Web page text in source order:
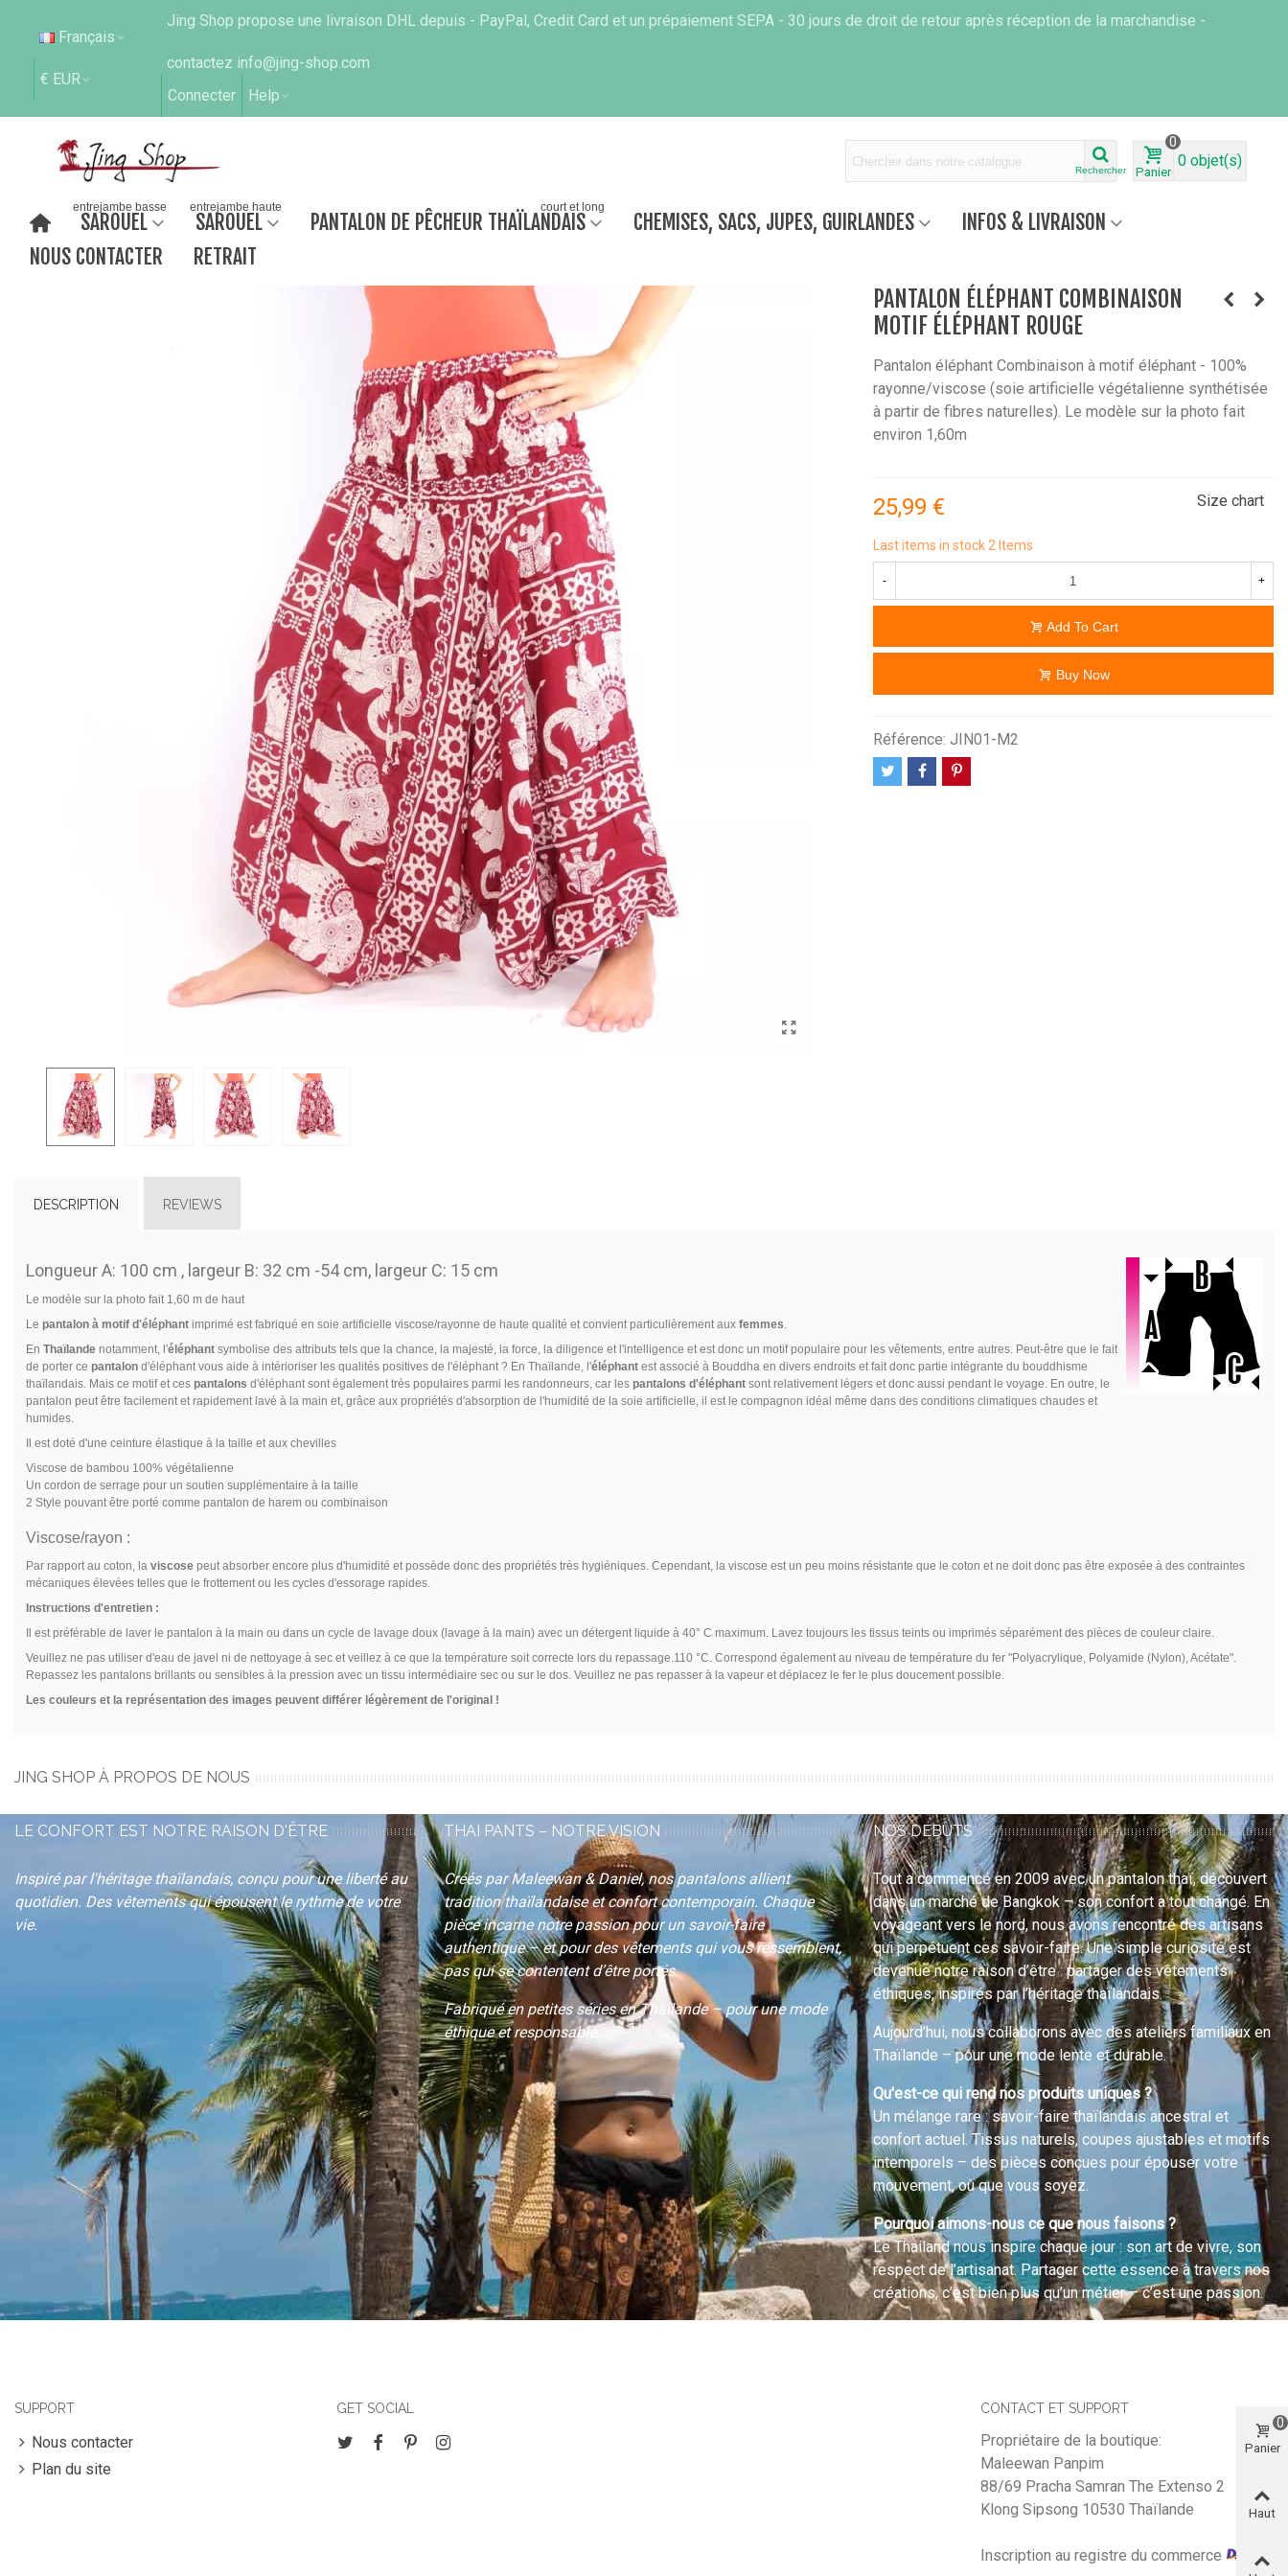
Français
€ EUR
Jing Shop propose une livraison DHL depuis - PayPal, Credit Card et un prépaiement SEPA - 30 jours de droit de retour après réception de la marchandise -
contactez info@jing-shop.com
Connecter
Help
Rechercher Panier
0
0 objet(s)
SAROUEL
entrejambe basse
SAROUEL
entrejambe haute
PANTALON DE PÊCHEUR THAÏLANDAIS
court et long
CHEMISES, SACS, JUPES, GUIRLANDES
INFOS & LIVRAISON
NOUS CONTACTER
RETRAIT
PANTALON ÉLÉPHANT COMBINAISON
MOTIF ÉLÉPHANT ROUGE
Pantalon éléphant Combinaison à motif éléphant - 100%
rayonne/viscose (soie artificielle végétalienne synthétisée
à partir de fibres naturelles). Le modèle sur la photo fait
environ 1,60m
25,99 € Size chart
Last items in stock 2 Items
- +
Add To Cart
Buy Now
Référence: JIN01-M2
DESCRIPTION REVIEWS
Longueur A: 100 cm , largeur B: 32 cm -54 cm, largeur C: 15 cm
Le modèle sur la photo fait 1,60 m de haut
Le pantalon à motif d'éléphant imprimé est fabriqué en soie artificielle viscose/rayonne de haute qualité et convient particulièrement aux femmes.
En Thaïlande notamment, l'éléphant symbolise des attributs tels que la chance, la majesté, la force, la diligence et l'intelligence et est donc un motif populaire pour les vêtements, entre autres. Peut-être que le fait
de porter ce pantalon d'éléphant vous aide à intérioriser les qualités positives de l'éléphant ? En Thaïlande, l'éléphant est associé à Bouddha en divers endroits et fait donc partie intégrante du bouddhisme
thaïlandais. Mais ce motif et ces pantalons d'éléphant sont également très populaires parmi les randonneurs, car les pantalons d'éléphant sont relativement légers et donc aussi pendant le voyage. En outre, le
pantalon peut être facilement et rapidement lavé à la main et, grâce aux propriétés d'absorption de l'humidité de la soie artificielle, il est le compagnon idéal même dans des conditions climatiques chaudes et
humides.
Il est doté d'une ceinture élastique à la taille et aux chevilles
Viscose de bambou 100% végétalienne
Un cordon de serrage pour un soutien supplémentaire à la taille
2 Style pouvant être porté comme pantalon de harem ou combinaison
Viscose/rayon :
Par rapport au coton, la viscose peut absorber encore plus d'humidité et possède donc des propriétés très hygiéniques. Cependant, la viscose est un peu moins résistante que le coton et ne doit donc pas être exposée à des contraintes
mécaniques élevées telles que le frottement ou les cycles d'essorage rapides.
Instructions d'entretien :
Il est préférable de laver le pantalon à la main ou dans un cycle de lavage doux (lavage à la main) avec un détergent liquide à 40° C maximum. Lavez toujours les tissus teints ou imprimés séparément des pièces de couleur claire.
Veuillez ne pas utiliser d'eau de javel ni de nettoyage à sec et veillez à ce que la température soit correcte lors du repassage.110 °C. Correspond également au niveau de température du fer "Polyacrylique, Polyamide (Nylon), Acétate".
Repassez les pantalons brillants ou sensibles à la pression avec un tissu intermédiaire sec ou sur le dos. Veuillez ne pas repasser à la vapeur et déplacez le fer le plus doucement possible.
Les couleurs et la représentation des images peuvent différer légèrement de l'original !
JING SHOP À PROPOS DE NOUS
LE CONFORT EST NOTRE RAISON D'ÊTRE
Inspiré par l'héritage thaïlandais, conçu pour une liberté au
quotidien. Des vêtements qui épousent le rythme de votre
vie.
THAI PANTS – NOTRE VISION
Créés par Maleewan & Daniel, nos pantalons allient
tradition thaïlandaise et confort contemporain. Chaque
pièce incarne notre passion pour un savoir-faire
authentique – et pour des vêtements qui vous ressemblent,
pas qui se contentent d’être portés.
Fabriqué en petites séries en Thaïlande – pour une mode
éthique et responsable.
NOS DÉBUTS
Tout a commencé en 2009 avec un pantalon thaï, découvert
dans un marché de Bangkok – son confort a tout changé. En
voyageant vers le nord, nous avons rencontré des artisans
qui perpétuent ces savoir-faire. Une simple curiosité est
devenue notre raison d’être : partager des vêtements
éthiques, inspirés par l’héritage thaïlandais.
Aujourd’hui, nous collaborons avec des ateliers familiaux en
Thaïlande – pour une mode lente et durable.
Qu'est-ce qui rend nos produits uniques ?
Un mélange rare : savoir-faire thaïlandais ancestral et
confort actuel. Tissus naturels, coupes ajustables et motifs
intemporels – des pièces conçues pour épouser votre
mouvement, où que vous soyez.
Pourquoi aimons-nous ce que nous faisons ?
Le Thailand nous inspire chaque jour : son art de vivre, son
respect de l’artisanat. Partager cette essence à travers nos
créations, c’est bien plus qu’un métier – c’est une passion.
SUPPORT
Nous contacter
Plan du site
GET SOCIAL CONTACT ET SUPPORT
Propriétaire de la boutique:
Maleewan Panpim
88/69 Pracha Samran The Extenso 2
Klong Sipsong 10530 Thaïlande
Inscription au registre du commerce
Panier
0
Haut